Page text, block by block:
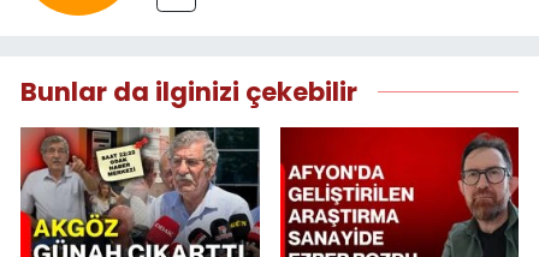
Bunlar da ilginizi çekebilir